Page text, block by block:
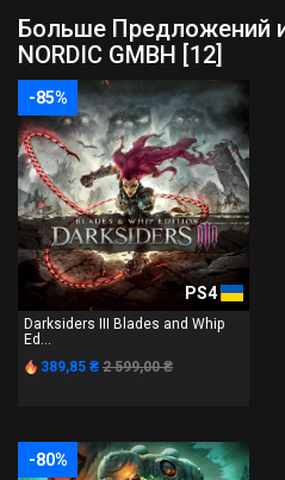
Больше Предложений
NORDIC GMBH [12]
-85%
PS4
Darksiders III Blades and Whip
Ed...
389,85 ₴ 2 599,00 ₴
-80%